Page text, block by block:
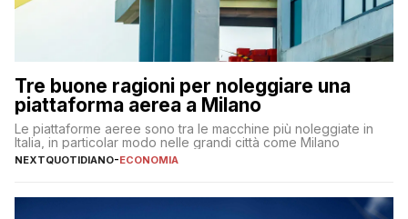
Tre buone ragioni per noleggiare una
piattaforma aerea a Milano
Le piattaforme aeree sono tra le macchine più noleggiate in
Italia, in particolar modo nelle grandi città come Milano
NEXTQUOTIDIANO-ECONOMIA